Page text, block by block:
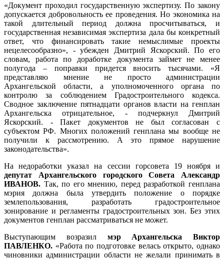
«Документ проходил государственную экспертизу. По закону
допускается добровольность ее проведения. Но экономика на
такой длительный период должна просчитываться, и
государственная независимая экспертиза дала бы конкретный
ответ, что финансировать такие немыслимые проекты
нецелесообразно», - убежден Дмитрий Яскорский. По его
словам, работа по доработке документа займет не менее
полугода – поправки придется вносить тысячами. «Я
представляю мнение не просто администрации
Архангельской области, а уполномоченного органа по
контролю за соблюдением Градостроительного кодекса.
Сводное заключение пятнадцати органов власти на генплан
Архангельска отрицательное, - подчеркнул Дмитрий
Яскорский. - Пакет документов не был согласован с
субъектом РФ. Многих положений генплана мы вообще не
получили к рассмотрению. А это прямое нарушение
законодательства».
На недоработки указал на сессии горсовета 19 ноября и
депутат Архангельского городского Совета Александр
ИВАНОВ. Так, по его мнению, перед разработкой генплана
мэрия должна была утвердить положение о порядке
землепользования, разработать градостроительное
зонирование и регламенты градостроительных зон. Без этих
документов генплан рассматриваться не может.
Выступающим возразил мэр Архангельска Виктор
ПАВЛЕНКО. «Работа по подготовке велась открыто, однако
чиновники администрации области не желали принимать в